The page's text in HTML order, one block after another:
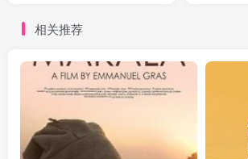
Lives Season 3》下载
相关推荐